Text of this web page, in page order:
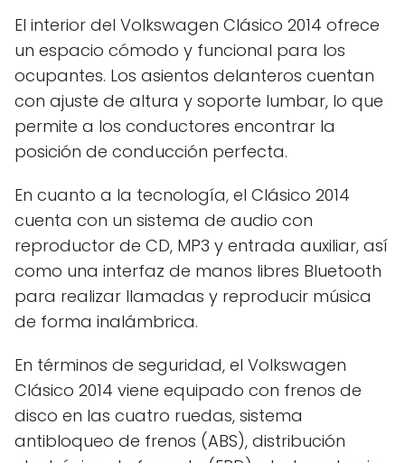
El interior del Volkswagen Clásico 2014 ofrece
un espacio cómodo y funcional para los
ocupantes. Los asientos delanteros cuentan
con ajuste de altura y soporte lumbar, lo que
permite a los conductores encontrar la
posición de conducción perfecta.
En cuanto a la tecnología, el Clásico 2014
cuenta con un sistema de audio con
reproductor de CD, MP3 y entrada auxiliar, así
como una interfaz de manos libres Bluetooth
para realizar llamadas y reproducir música
de forma inalámbrica.
En términos de seguridad, el Volkswagen
Clásico 2014 viene equipado con frenos de
disco en las cuatro ruedas, sistema
antibloqueo de frenos (ABS), distribución